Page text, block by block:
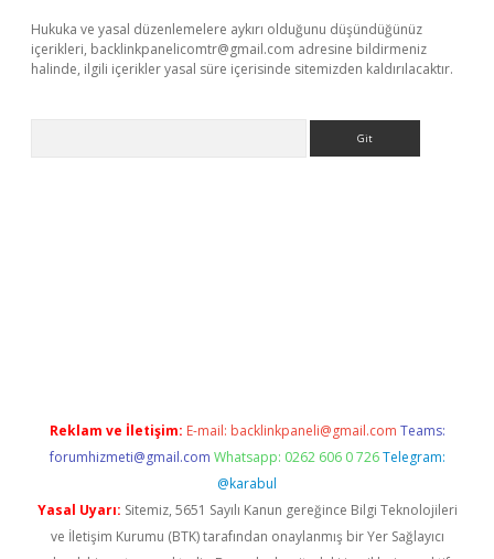
Hukuka ve yasal düzenlemelere aykırı olduğunu düşündüğünüz
içerikleri, backlinkpanelicomtr@gmail.com adresine bildirmeniz
halinde, ilgili içerikler yasal süre içerisinde sitemizden kaldırılacaktır.
Reklam ve İletişim: E-mail: backlinkpaneli@gmail.com Teams:
forumhizmeti@gmail.com Whatsapp: 0262 606 0 726 Telegram:
@karabul
Yasal Uyarı: Sitemiz, 5651 Sayılı Kanun gereğince Bilgi Teknolojileri
ve İletişim Kurumu (BTK) tarafından onaylanmış bir Yer Sağlayıcı